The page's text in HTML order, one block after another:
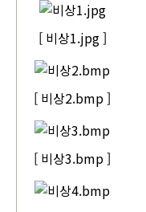
[ 비상1.jpg ]
[ 비상2.bmp ]
[ 비상3.bmp ]